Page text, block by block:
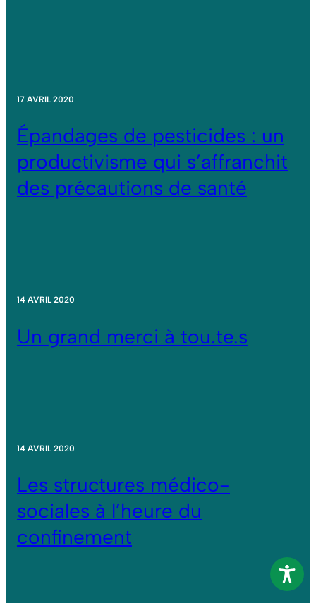
17 AVRIL 2020
Épandages de pesticides : un
productivisme qui s’affranchit
des précautions de santé
14 AVRIL 2020
Un grand merci à tou.te.s
14 AVRIL 2020
Les structures médico-
sociales à l’heure du
confinement